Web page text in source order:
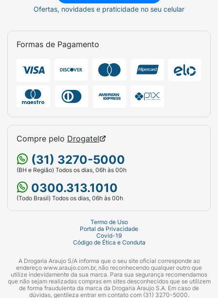
Ofertas, novidades e praticidade no seu celular
Formas de Pagamento
Compre pelo Drogatel
(31) 3270-5000
(BH e Região) Todos os dias, 06h às 00h
0300.313.1010
(Todo Brasil) Todos os dias, 06h às 00h
Termo de Uso
Portal da Privacidade
Covid-19
Código de Ética e Conduta
A Drogaria Araujo S/A informa que o seu site oficial corresponde ao
endereço www.araujo.com.br, não reconhecendo qualquer outro que
utilize indevidamente da sua marca. Para sua segurança recomendamos
que não sejam realizadas compras em sites desconhecidos que se utilizem
de forma fraudulenta da marca da Drogaria Araujo S.A. Em caso de
dúvidas, gentileza entrar em contato com (31) 3270-5000.